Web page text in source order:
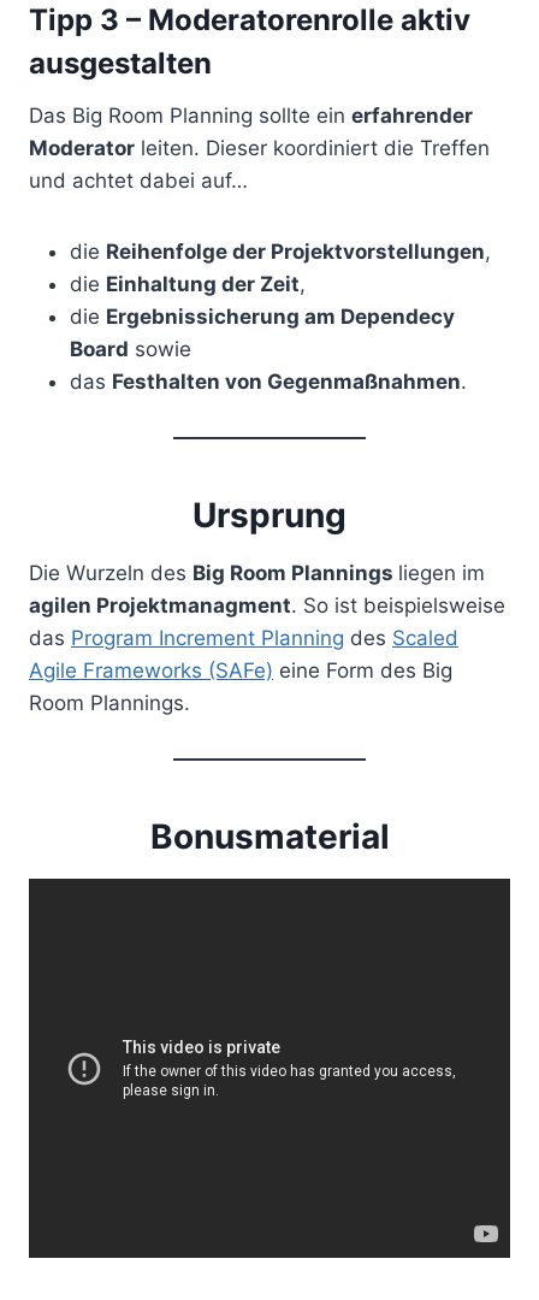
Tipp 3 – Moderatorenrolle aktiv
ausgestalten
Das Big Room Planning sollte ein erfahrender
Moderator leiten. Dieser koordiniert die Treffen
und achtet dabei auf…
die Reihenfolge der Projektvorstellungen,
die Einhaltung der Zeit,
die Ergebnissicherung am Dependecy
Board sowie
das Festhalten von Gegenmaßnahmen.
Ursprung
Die Wurzeln des Big Room Plannings liegen im
agilen Projektmanagment. So ist beispielsweise
das Program Increment Planning des Scaled
Agile Frameworks (SAFe) eine Form des Big
Room Plannings.
Bonusmaterial